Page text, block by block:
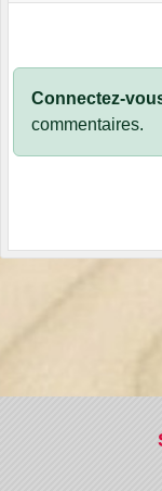
Connectez-
commentaires.